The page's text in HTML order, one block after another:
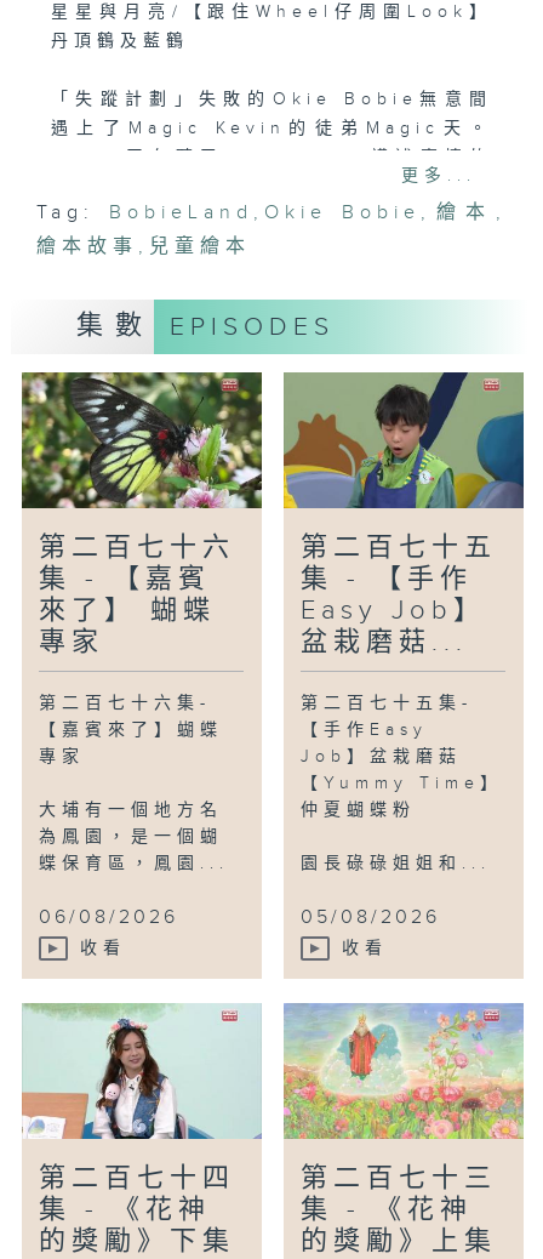
星星與月亮/【跟住Wheel仔周圍Look】
丹頂鶴及藍鶴
「失蹤計劃」失敗的Okie Bobie無意間
遇上了Magic Kevin的徒弟Magic天。
來龍去脈後，決定利用魔術幫助Okie
Bobie隱身。
因為大家都喜歡天上的星星和月亮，於是園
長Sarah姐姐就利用簡單的材料教大家製作
【冷知識】一閃一閃小星星
經常聽到「一閃一閃小星星」，但原來星星
是不會閃的。那為甚麼我們看向天上的星星
時，會覺得星星在閃呢？
編導：余穎思
更多...
Tag: BobieLand , Okie Bobie , 繪本 ,
繪本故事 , 兒童繪本
集數 EPISODES
第二百七十六
集 - 【嘉賓
來了】 蝴蝶
專家
第二百七十六集-
【嘉賓來了】蝴蝶
專家
大埔有一個地方名
為鳳園，是一個蝴
蝶保育區，鳳園...
06/08/2026
收看
第二百七十五
集 - 【手作
Easy Job】
盆栽磨菇...
第二百七十五集-
【手作Easy
Job】盆栽磨菇
【Yummy Time】
仲夏蝴蝶粉
園長碌碌姐姐和...
05/08/2026
收看
第二百七十四
集 - 《花神
的獎勵》下集
第二百七十三
集 - 《花神
的獎勵》上集